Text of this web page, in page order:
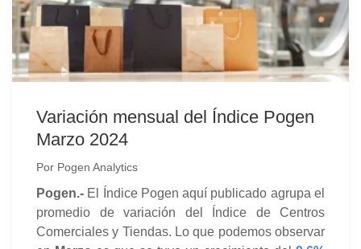
Variación mensual del Índice Pogen
Marzo 2024
Por Pogen Analytics
Pogen.- El Índice Pogen aquí publicado agrupa el
promedio de variación del Índice de Centros
Comerciales y Tiendas. Lo que podemos observar